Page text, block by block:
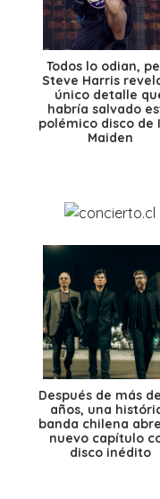
Todos lo odian,
Steve Harris
único detalle
habría salvado
polémico disco de
Maiden
Después de más
años, una
banda chilena
nuevo capítulo
disco inédito